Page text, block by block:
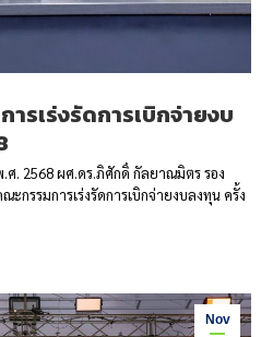
รเร่งรัดการเบิกจ่ายงบ
. 2568 ผศ.ดร.ภิศักดิ์ กัลยาณมิตร รอง
กรรมการเร่งรัดการเบิกจ่ายงบลงทุน ครั้ง
Nov